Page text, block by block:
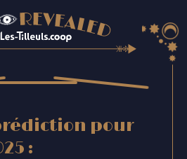
pour
: